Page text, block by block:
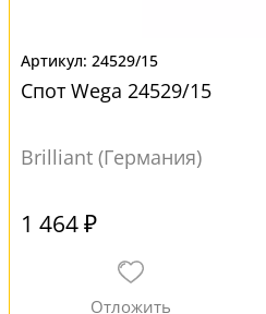
24529/15
Спот Wega 24529/15
Brilliant (Германия)
1 464 ₽